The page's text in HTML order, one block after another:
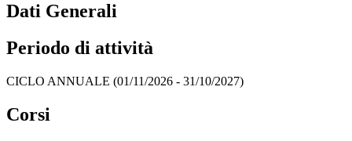
Dati Generali
Periodo di attività
CICLO ANNUALE (01/11/2026 - 31/10/2027)
Corsi